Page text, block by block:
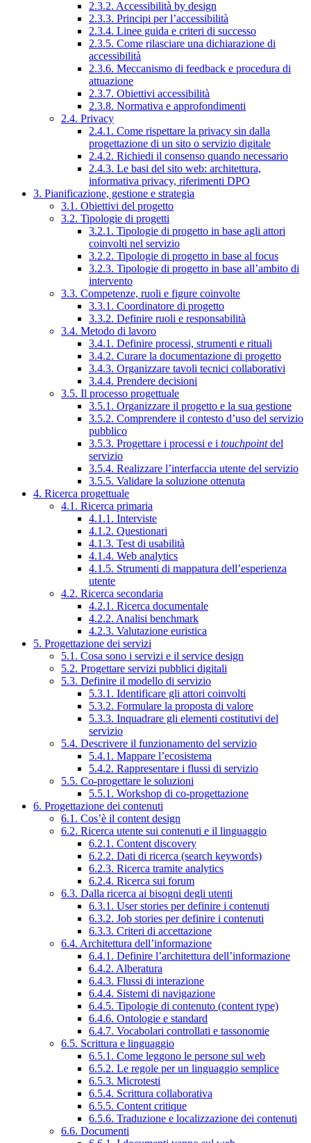
2.3.2. Accessibilità by design
2.3.3. Principi per l’accessibilità
2.3.4. Linee guida e criteri di successo
2.3.5. Come rilasciare una dichiarazione di
accessibilità
2.3.6. Meccanismo di feedback e procedura di
attuazione
2.3.7. Obiettivi accessibilità
2.3.8. Normativa e approfondimenti
2.4. Privacy
2.4.1. Come rispettare la privacy sin dalla
progettazione di un sito o servizio digitale
2.4.2. Richiedi il consenso quando necessario
2.4.3. Le basi del sito web: architettura,
informativa privacy, riferimenti DPO
3. Pianificazione, gestione e strategia
3.1. Obiettivi del progetto
3.2. Tipologie di progetti
3.2.1. Tipologie di progetto in base agli attori
coinvolti nel servizio
3.2.2. Tipologie di progetto in base al focus
3.2.3. Tipologie di progetto in base all’ambito di
intervento
3.3. Competenze, ruoli e figure coinvolte
3.3.1. Coordinatore di progetto
3.3.2. Definire ruoli e responsabilità
3.4. Metodo di lavoro
3.4.1. Definire processi, strumenti e rituali
3.4.2. Curare la documentazione di progetto
3.4.3. Organizzare tavoli tecnici collaborativi
3.4.4. Prendere decisioni
3.5. Il processo progettuale
3.5.1. Organizzare il progetto e la sua gestione
3.5.2. Comprendere il contesto d’uso del servizio
pubblico
3.5.3. Progettare i processi e i touchpointdel
servizio
3.5.4. Realizzare l’interfaccia utente del servizio
3.5.5. Validare la soluzione ottenuta
4. Ricerca progettuale
4.1. Ricerca primaria
4.1.1. Interviste
4.1.2. Questionari
4.1.3. Test di usabilità
4.1.4. Web analytics
4.1.5. Strumenti di mappatura dell’esperienza
utente
4.2. Ricerca secondaria
4.2.1. Ricerca documentale
4.2.2. Analisi benchmark
4.2.3. Valutazione euristica
5. Progettazione dei servizi
5.1. Cosa sono i servizi e il service design
5.2. Progettare servizi pubblici digitali
5.3. Definire il modello di servizio
5.3.1. Identificare gli attori coinvolti
5.3.2. Formulare la proposta di valore
5.3.3. Inquadrare gli elementi costitutivi del
servizio
5.4. Descrivere il funzionamento del servizio
5.4.1. Mappare l’ecosistema
5.4.2. Rappresentare i flussi di servizio
5.5. Co-progettare le soluzioni
5.5.1. Workshop di co-progettazione
6. Progettazione dei contenuti
6.1. Cos’è il content design
6.2. Ricerca utente sui contenuti e il linguaggio
6.2.1. Content discovery
6.2.2. Dati di ricerca (search keywords)
6.2.3. Ricerca tramite analytics
6.2.4. Ricerca sui forum
6.3. Dalla ricerca ai bisogni degli utenti
6.3.1. User stories per definire i contenuti
6.3.2. Job stories per definire i contenuti
6.3.3. Criteri di accettazione
6.4. Architettura dell’informazione
6.4.1. Definire l’architettura dell’informazione
6.4.2. Alberatura
6.4.3. Flussi di interazione
6.4.4. Sistemi di navigazione
6.4.5. Tipologie di contenuto (content type)
6.4.6. Ontologie e standard
6.4.7. Vocabolari controllati e tassonomie
6.5. Scrittura e linguaggio
6.5.1. Come leggono le persone sul web
6.5.2. Le regole per un linguaggio semplice
6.5.3. Microtesti
6.5.4. Scrittura collaborativa
6.5.5. Content critique
6.5.6. Traduzione e localizzazione dei contenuti
6.6. Documenti